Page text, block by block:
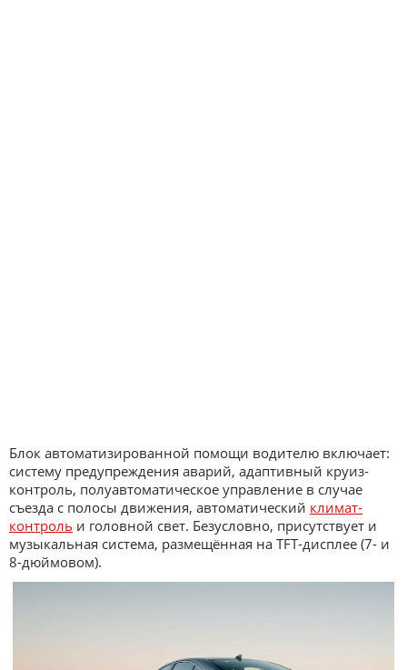
Блок автоматизированной помощи водителю включает:
систему предупреждения аварий, адаптивный круиз-
контроль, полуавтоматическое управление в случае
съезда с полосы движения, автоматический климат-
контроль и головной свет. Безусловно, присутствует и
музыкальная система, размещённая на TFT-дисплее (7- и
8-дюймовом).